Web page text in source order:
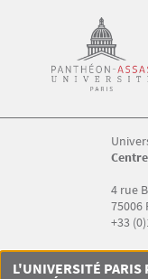
4 rue
75006
+33
Menu
L'UNIVERSITÉ PARIS